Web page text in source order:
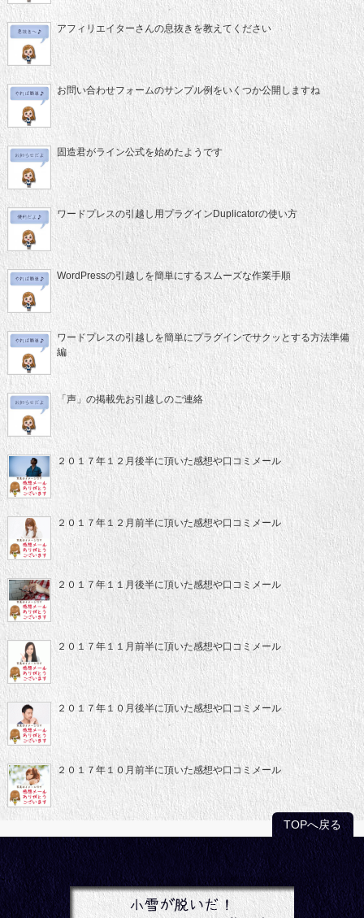
アフィリエイターさんの息抜きを教えてください
お問い合わせフォームのサンプル例をいくつか公開しますね
固造君がライン公式を始めたようです
ワードプレスの引越し用プラグインDuplicatorの使い方
WordPressの引越しを簡単にするスムーズな作業手順
ワードプレスの引越しを簡単にプラグインでサクッとする方法準備
編
「声」の掲載先お引越しのご連絡
２０１７年１２月後半に頂いた感想や口コミメール
２０１７年１２月前半に頂いた感想や口コミメール
２０１７年１１月後半に頂いた感想や口コミメール
２０１７年１１月前半に頂いた感想や口コミメール
２０１７年１０月後半に頂いた感想や口コミメール
２０１７年１０月前半に頂いた感想や口コミメール
TOPへ戻る